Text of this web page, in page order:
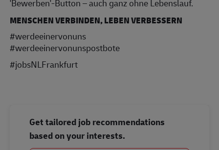
'Bewerben'-Button – auch ganz ohne Lebenslauf.
MENSCHEN VERBINDEN, LEBEN VERBESSERN
#werdeeinervonuns
#werdeeinervonunspostbote
#jobsNLFrankfurt
Get tailored job recommendations
based on your interests.